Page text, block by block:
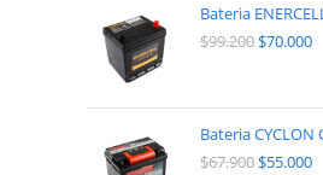
Bateria
$99.200 $70.000
Bateria CYCLON
$67.900 $55.000